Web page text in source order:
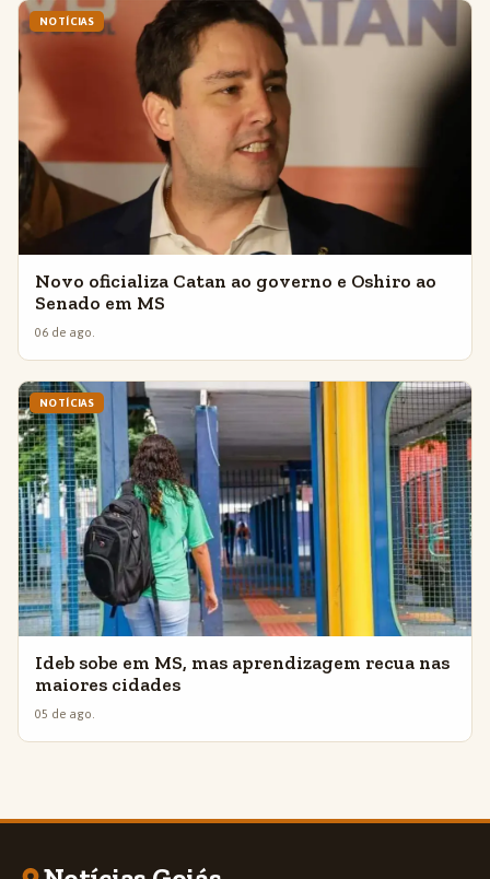
NOTÍCIAS
Novo oficializa Catan ao governo e Oshiro ao
Senado em MS
06 de ago.
NOTÍCIAS
Ideb sobe em MS, mas aprendizagem recua nas
maiores cidades
05 de ago.